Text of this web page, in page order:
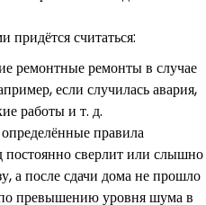
придётся считаться:
ремонтные ремонты в случае
если случилась авария,
работы и т. д.
правила
постоянно сверлит или слышно
а после сдачи дома не прошло
по превышению уровня шума в